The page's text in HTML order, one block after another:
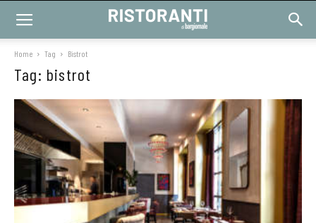
Home Tag Bistrot
Tag: bistrot